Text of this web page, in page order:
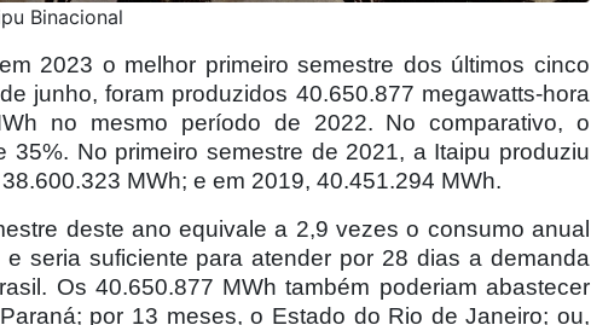
Binacional
2023 o melhor primeiro semestre dos últimos cinco
junho, foram produzidos 40.650.877 megawatts-hora
no mesmo período de 2022. No comparativo, o
35%. No primeiro semestre de 2021, a Itaipu produziu
MWh; e em 2019, 40.451.294 MWh.
deste ano equivale a 2,9 vezes o consumo anual
seria suficiente para atender por 28 dias a demanda
Os 40.650.877 MWh também poderiam abastecer
por 13 meses, o Estado do Rio de Janeiro; ou,